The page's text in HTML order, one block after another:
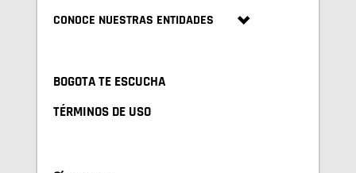
CONOCE NUESTRAS ENTIDADES
BOGOTA TE ESCUCHA
TÉRMINOS DE USO